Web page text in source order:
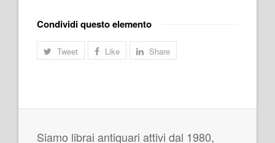
Condividi questo elemento
Tweet Like Share
Siamo librai antiquari attivi dal 1980,